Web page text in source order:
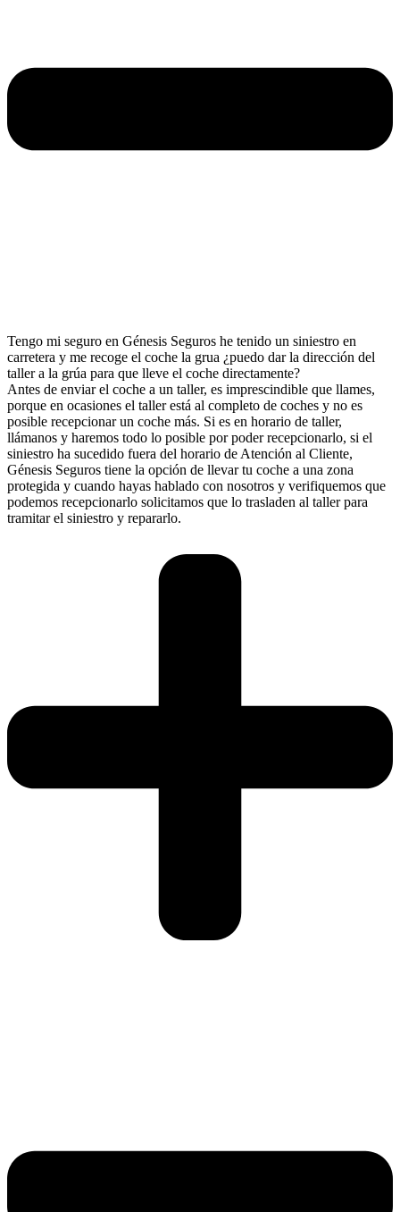
Tengo mi seguro en Génesis Seguros he tenido un siniestro en
carretera y me recoge el coche la grua ¿puedo dar la dirección del
taller a la grúa para que lleve el coche directamente?
Antes de enviar el coche a un taller, es imprescindible que llames,
porque en ocasiones el taller está al completo de coches y no es
posible recepcionar un coche más. Si es en horario de taller,
llámanos y haremos todo lo posible por poder recepcionarlo, si el
siniestro ha sucedido fuera del horario de Atención al Cliente,
Génesis Seguros tiene la opción de llevar tu coche a una zona
protegida y cuando hayas hablado con nosotros y verifiquemos que
podemos recepcionarlo solicitamos que lo trasladen al taller para
tramitar el siniestro y repararlo.